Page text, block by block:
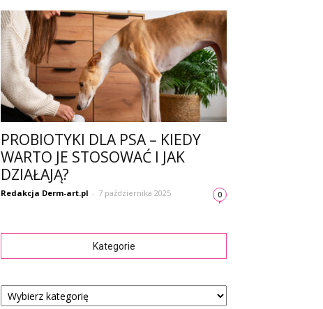
PROBIOTYKI DLA PSA – KIEDY
WARTO JE STOSOWAĆ I JAK
DZIAŁAJĄ?
Redakcja Derm-art.pl - 7 października 2025 0
Kategorie
Kategorie